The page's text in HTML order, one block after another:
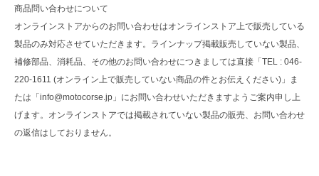
商品問い合わせについて
オンラインストアからのお問い合わせはオンラインストア上で販売している
製品のみ対応させていただきます。ラインナップ掲載販売していない製品、
補修部品、消耗品、その他のお問い合わせにつきましては直接「TEL : 046-
220-1611 (オンライン上で販売していない商品の件とお伝えください)」ま
たは「info@motocorse.jp」にお問い合わせいただきますようご案内申し上
げます。オンラインストアでは掲載されていない製品の販売、お問い合わせ
の返信はしておりません。